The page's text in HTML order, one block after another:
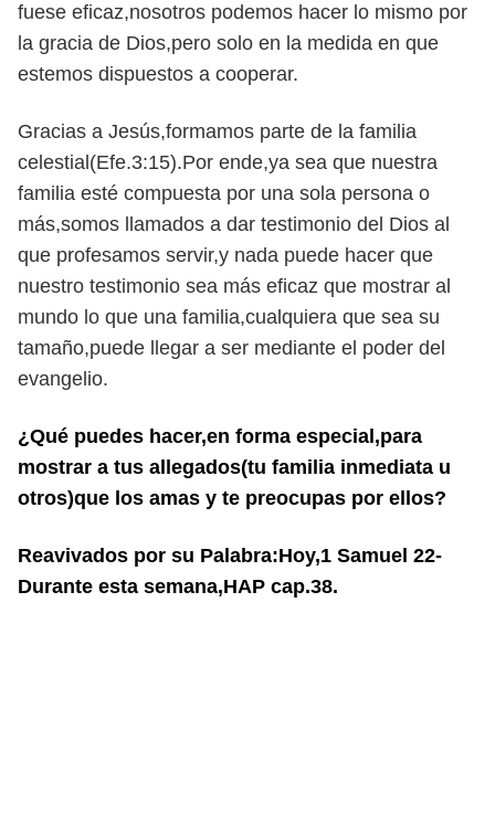
fuese eficaz,nosotros podemos hacer lo mismo por
la gracia de Dios,pero solo en la medida en que
estemos dispuestos a cooperar.
Gracias a Jesús,formamos parte de la familia
celestial(Efe.3:15).Por ende,ya sea que nuestra
familia esté compuesta por una sola persona o
más,somos llamados a dar testimonio del Dios al
que profesamos servir,y nada puede hacer que
nuestro testimonio sea más eficaz que mostrar al
mundo lo que una familia,cualquiera que sea su
tamaño,puede llegar a ser mediante el poder del
evangelio.
¿Qué puedes hacer,en forma especial,para
mostrar a tus allegados(tu familia inmediata u
otros)que los amas y te preocupas por ellos?
Reavivados por su Palabra:Hoy,1 Samuel 22-
Durante esta semana,HAP cap.38.